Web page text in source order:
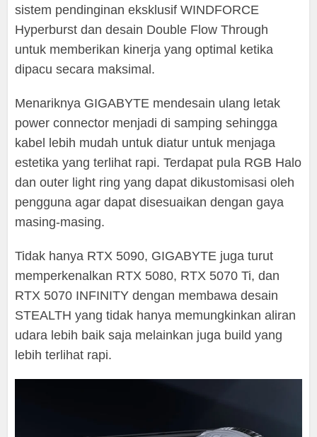
sistem pendinginan eksklusif WINDFORCE
Hyperburst dan desain Double Flow Through
untuk memberikan kinerja yang optimal ketika
dipacu secara maksimal.
Menariknya GIGABYTE mendesain ulang letak
power connector menjadi di samping sehingga
kabel lebih mudah untuk diatur untuk menjaga
estetika yang terlihat rapi. Terdapat pula RGB Halo
dan outer light ring yang dapat dikustomisasi oleh
pengguna agar dapat disesuaikan dengan gaya
masing-masing.
Tidak hanya RTX 5090, GIGABYTE juga turut
memperkenalkan RTX 5080, RTX 5070 Ti, dan
RTX 5070 INFINITY dengan membawa desain
STEALTH yang tidak hanya memungkinkan aliran
udara lebih baik saja melainkan juga build yang
lebih terlihat rapi.